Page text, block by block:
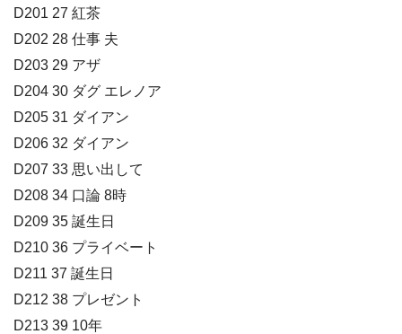
D201 27 紅茶
D202 28 仕事 夫
D203 29 アザ
D204 30 ダグ エレノア
D205 31 ダイアン
D206 32 ダイアン
D207 33 思い出して
D208 34 口論 8時
D209 35 誕生日
D210 36 プライベート
D211 37 誕生日
D212 38 プレゼント
D213 39 10年